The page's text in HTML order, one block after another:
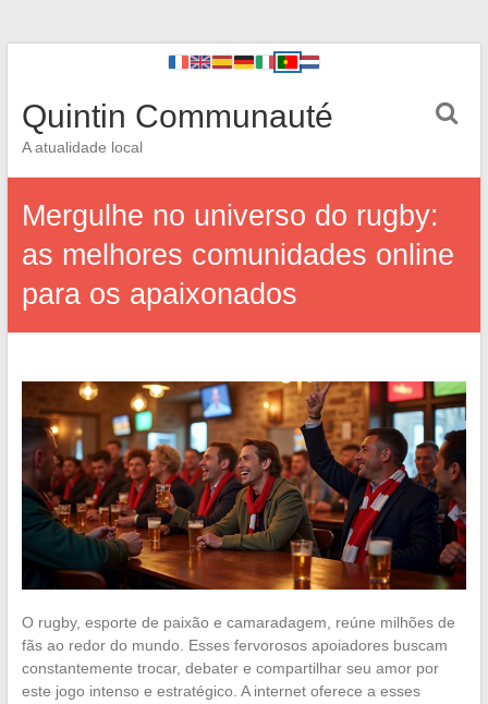
Quintin Communauté
A atualidade local
Mergulhe no universo do rugby:
as melhores comunidades online
para os apaixonados
O rugby, esporte de paixão e camaradagem, reúne milhões de
fãs ao redor do mundo. Esses fervorosos apoiadores buscam
constantemente trocar, debater e compartilhar seu amor por
este jogo intenso e estratégico. A internet oferece a esses